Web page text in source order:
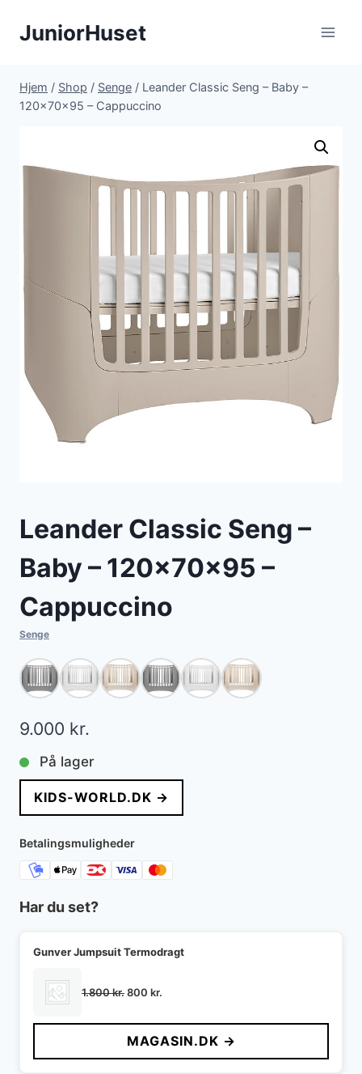
JuniorHuset
Hjem / Shop / Senge / Leander Classic Seng – Baby –
120x70x95 – Cappuccino
Leander Classic Seng –
Baby – 120x70x95 –
Cappuccino
Senge
9.000 kr.
På lager
KIDS-WORLD.DK →
Betalingsmuligheder
Har du set?
Gunver Jumpsuit Termodragt
1.800kr.Den
pris
var:
1.800 kr..
800 kr.
pris
er:
800 kr..
MAGASIN.DK →